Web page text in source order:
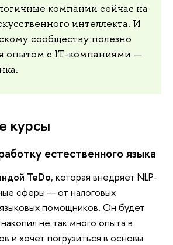
компании сейчас на
интеллекта. И
сообществу полезно
опытом с IT-компаниями —
курсы
естественного языка
TeDo, которая внедряет NLP-
сферы — от налоговых
помощников. Он будет
не так много опыта в
и хочет погрузиться в основы